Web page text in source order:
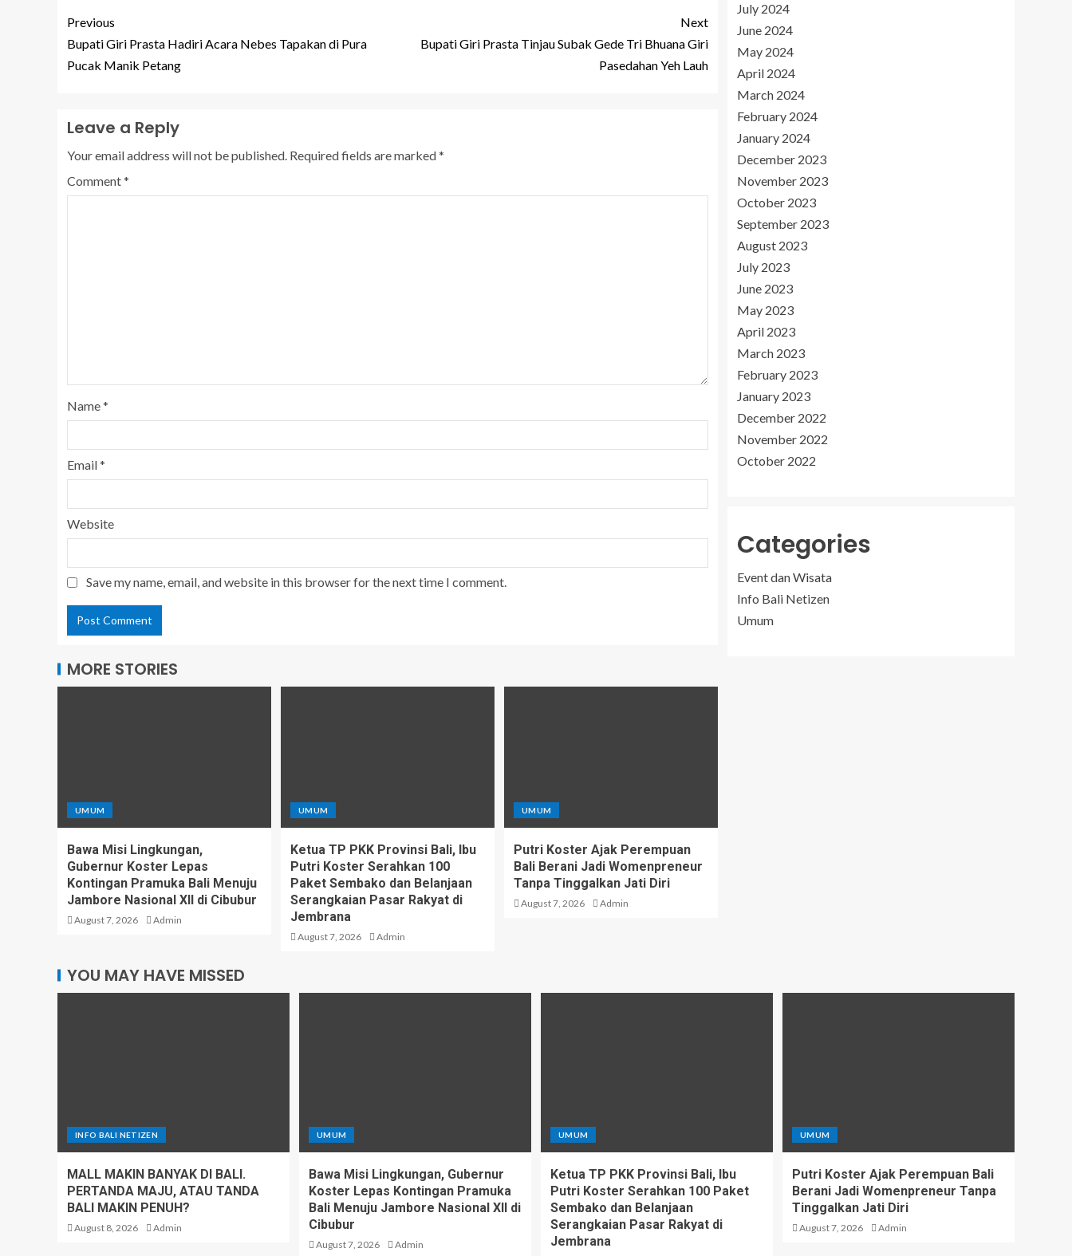
Previous
Bupati Giri Prasta Hadiri Acara Nebes Tapakan di Pura
Pucak Manik Petang
Next
Bupati Giri Prasta Tinjau Subak Gede Tri Bhuana Giri
Pasedahan Yeh Lauh
Leave a Reply
Your email address will not be published. Required fields are marked*
Comment*
Name*
Email*
Website
Save my name, email, and website in this browser for the next time I comment.
MORE STORIES
UMUM
Bawa Misi Lingkungan,
Gubernur Koster Lepas
Kontingan Pramuka Bali Menuju
Jambore Nasional XII di Cibubur
August 7, 2026 Admin
UMUM
Ketua TP PKK Provinsi Bali, Ibu
Putri Koster Serahkan 100
Paket Sembako dan Belanjaan
Serangkaian Pasar Rakyat di
Jembrana
August 7, 2026 Admin
UMUM
Putri Koster Ajak Perempuan
Bali Berani Jadi Womenpreneur
Tanpa Tinggalkan Jati Diri
August 7, 2026 Admin
July 2024
June 2024
May 2024
April 2024
March 2024
February 2024
January 2024
December 2023
November 2023
October 2023
September 2023
August 2023
July 2023
June 2023
May 2023
April 2023
March 2023
February 2023
January 2023
December 2022
November 2022
October 2022
Categories
Event dan Wisata
Info Bali Netizen
Umum
YOU MAY HAVE MISSED
INFO BALI NETIZEN
MALL MAKIN BANYAK DI BALI.
PERTANDA MAJU, ATAU TANDA
BALI MAKIN PENUH?
August 8, 2026 Admin
UMUM
Bawa Misi Lingkungan, Gubernur
Koster Lepas Kontingan Pramuka
Bali Menuju Jambore Nasional XII di
Cibubur
August 7, 2026 Admin
UMUM
Ketua TP PKK Provinsi Bali, Ibu
Putri Koster Serahkan 100 Paket
Sembako dan Belanjaan
Serangkaian Pasar Rakyat di
Jembrana
UMUM
Putri Koster Ajak Perempuan Bali
Berani Jadi Womenpreneur Tanpa
Tinggalkan Jati Diri
August 7, 2026 Admin